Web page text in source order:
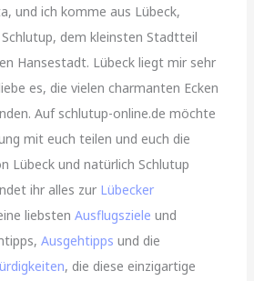
und ich komme aus Lübeck,
dem kleinsten Stadtteil
Hansestadt. Lübeck liegt mir sehr
es, die vielen charmanten Ecken
Auf schlutup-online.de möchte
mit euch teilen und euch die
Lübeck und natürlich Schlutup
ihr alles zur Lübecker
liebstenAusflugsziele und
Ausgehtipps und die
, die diese einzigartige